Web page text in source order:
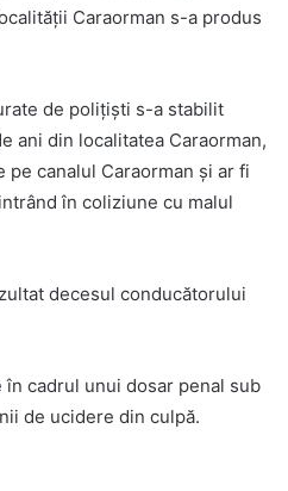
Caraorman s-a produs
de polițiști s-a stabilit
ani din localitatea Caraorman,
canalul Caraorman și ar fi
în coliziune cu malul
decesul conducătorului
cadrul unui dosar penal sub
de ucidere din culpă.